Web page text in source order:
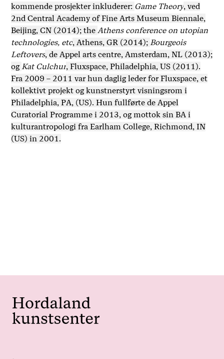
kommende prosjekter inkluderer: Game Theory, ved
2nd Central Academy of Fine Arts Museum Biennale,
Beijing, CN (2014); theAthens conference on utopian
technologies, etc, Athens, GR (2014);Bourgeois
Leftovers, de Appel arts centre, Amsterdam, NL (2013);
ogKat Culchur, Fluxspace, Philadelphia, US (2011).
Fra 2009 – 2011 var hun daglig leder for Fluxspace, et
kollektivt projekt og kunstnerstyrt visningsrom i
Philadelphia, PA, (US). Hun fullførte de Appel
Curatorial Programme i 2013, og mottok sin BA i
kulturantropologi fra Earlham College, Richmond, IN
(US) in 2001.